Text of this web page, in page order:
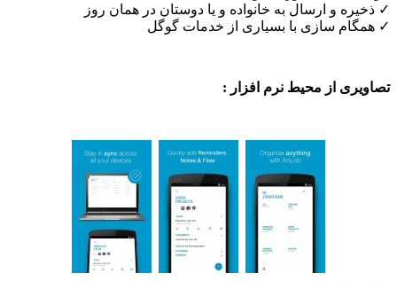
و ارسال به خانواده و یا دوستان در همان روز
سازی با بسیاری از خدمات گوگل
از محیط نرم افزار :